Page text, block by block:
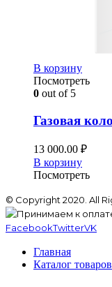
В корзину
Посмотреть
0 out of 5
Газовая
13 000.00 ₽
В корзину
Посмотреть
© Copyright 2020. All
FacebookTwitterVK
Главная
Каталог товаров